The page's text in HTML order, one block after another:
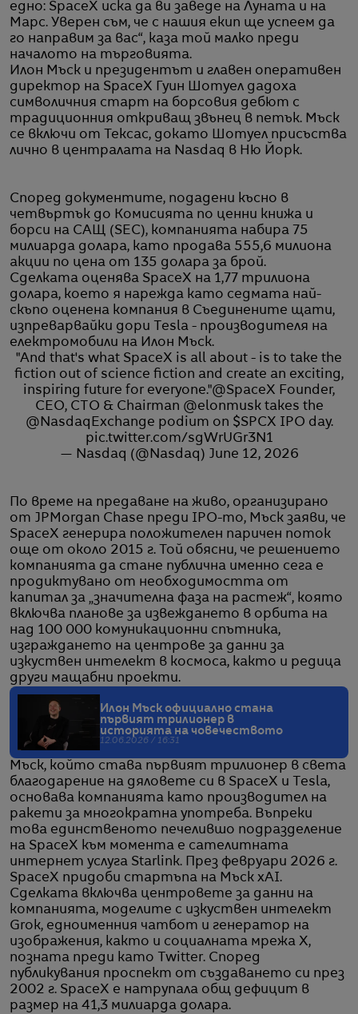
едно: SpaceX иска да ви заведе на Луната и на
Марс. Уверен съм, че с нашия екип ще успеем да
го направим за вас“, каза той малко преди
началото на търговията.
Илон Мъск и президентът и главен оперативен
директор на SpaceX Гуин Шотуел дадоха
символичния старт на борсовия дебют с
традиционния откриващ звънец в петък. Мъск
се включи от Тексас, докато Шотуел присъства
лично в централата на Nasdaq в Ню Йорк.
Според документите, подадени късно в
четвъртък до Комисията по ценни книжа и
борси на САЩ (SEC), компанията набира 75
милиарда долара, като продава 555,6 милиона
акции по цена от 135 долара за брой.
Сделката оценява SpaceX на 1,77 трилиона
долара, което я нарежда като седмата най-
скъпо оценена компания в Съединените щати,
изпреварвайки дори Tesla - производителя на
електромобили на Илон Мъск.
"And that's what SpaceX is all about - is to take the
fiction out of science fiction and create an exciting,
inspiring future for everyone."@SpaceX Founder,
CEO, CTO & Chairman @elonmusktakes the
@NasdaqExchange podium on $SPCX IPO day.
pic.twitter.com/sgWrUGr3N1
— Nasdaq (@Nasdaq) June 12, 2026
По време на предаване на живо, организирано
от JPMorgan Chase преди IPO-то, Мъск заяви, че
SpaceX генерира положителен паричен поток
още от около 2015 г. Той обясни, че решението
компанията да стане публична именно сега е
продиктувано от необходимостта от
капитал за „значителна фаза на растеж“, която
включва планове за извеждането в орбита на
над 100 000 комуникационни спътника,
изграждането на центрове за данни за
изкуствен интелект в космоса, както и редица
други мащабни проекти.
Илон Мъск официално стана
първият трилионер в
историята на човечеството
12.06.2026 / 16:31
Мъск, който става първият трилионер в света
благодарение на дяловете си в SpaceX и Tesla,
основава компанията като производител на
ракети за многократна употреба. Въпреки
това единственото печелившо подразделение
на SpaceX към момента е сателитната
интернет услуга Starlink. През февруари 2026 г.
SpaceX придоби стартъпа на Мъск xAI.
Сделката включва центровете за данни на
компанията, моделите с изкуствен интелект
Grok, едноименния чатбот и генератор на
изображения, както и социалната мрежа X,
позната преди като Twitter. Според
публикувания проспект от създаването си през
2002 г. SpaceX е натрупала общ дефицит в
размер на 41,3 милиарда долара.